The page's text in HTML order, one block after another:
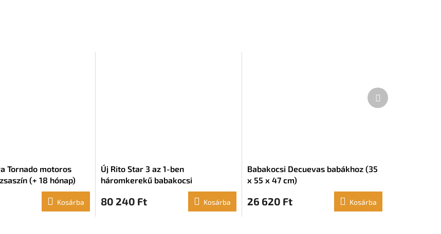
Tornado motoros
(+ 18 hónap)
Kosárba
Új Rito Star 3 az 1-ben
háromkerekű babakocsi
80 240 Ft Kosárba
Babakocsi Decuevas babákhoz (35
x 55 x 47 cm)
26 620 Ft Kosárba
Következő
termék